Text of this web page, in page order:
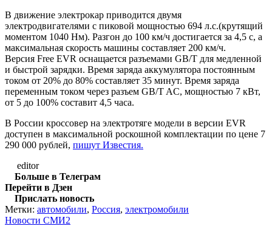
В движение электрокар приводится двумя
электродвигателями с пиковой мощностью 694 л.с.(крутящий
моментом 1040 Нм). Разгон до 100 км/ч достигается за 4,5 с, а
максимальная скорость машины составляет 200 км/ч.
Версия Free EVR оснащается разъемами GB/T для медленной
и быстрой зарядки. Время заряда аккумулятора постоянным
током от 20% до 80% составляет 35 минут. Время заряда
переменным током через разъем GB/T AC, мощностью 7 кВт,
от 5 до 100% составит 4,5 часа.
В России кроссовер на электротяге модели в версии EVR
доступен в максимальной роскошной комплектации по цене 7
290 000 рублей, пишут Известия.
editor
Больше в Телеграм
Перейти в Дзен
Прислать новость
Метки: автомобили, Россия, электромобили
Новости СМИ2